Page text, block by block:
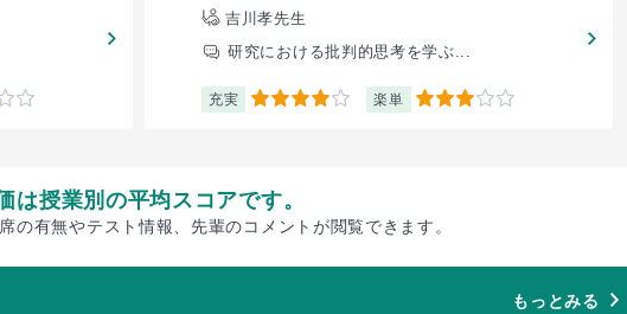
吉川孝先生
研究における批判的思考を学ぶ...
充実 4 楽単 3
は授業別の平均スコアです。
の有無やテスト情報、先輩のコメントが閲覧できます。
もっとみる